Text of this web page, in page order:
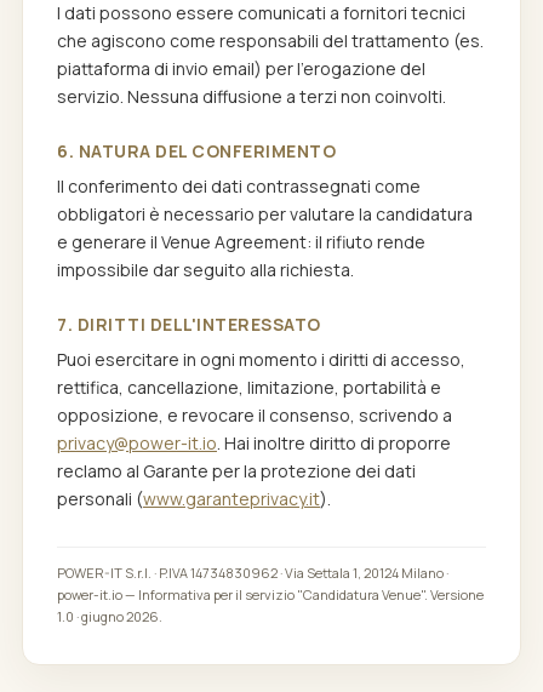
I dati possono essere comunicati a fornitori tecnici
che agiscono come responsabili del trattamento (es.
piattaforma di invio email) per l'erogazione del
servizio. Nessuna diffusione a terzi non coinvolti.
6. NATURA DEL CONFERIMENTO
Il conferimento dei dati contrassegnati come
obbligatori è necessario per valutare la candidatura
e generare il Venue Agreement: il rifiuto rende
impossibile dar seguito alla richiesta.
7. DIRITTI DELL'INTERESSATO
Puoi esercitare in ogni momento i diritti di accesso,
rettifica, cancellazione, limitazione, portabilità e
opposizione, e revocare il consenso, scrivendo a
privacy@power-it.io. Hai inoltre diritto di proporre
reclamo al Garante per la protezione dei dati
personali (www.garanteprivacy.it).
POWER-IT S.r.l. · P.IVA 14734830962 · Via Settala 1, 20124 Milano ·
power-it.io — Informativa per il servizio "Candidatura Venue". Versione
1.0 · giugno 2026.